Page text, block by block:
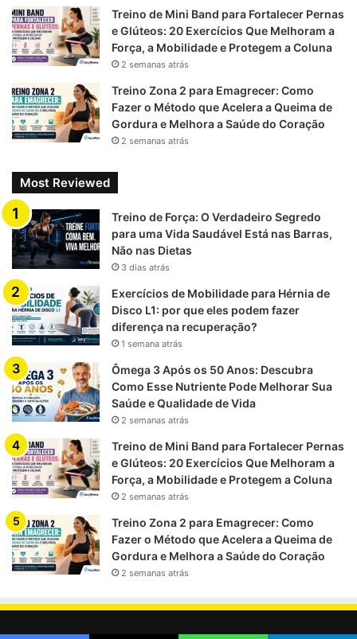
alongamento)
Quinta Pernas e glúteos Alta
Ombros e core
Sábado
HIIT leve ou
funcional
Moderada
2. Descanso e recuperação
O descanso é tão importante quanto o treino:
Dormir de 7 a 9 horas por noite
Incorporar
dias de descanso completo
para acelerar recuperação muscular
3. Monitoramento do corpo
Preste atenção em indicadores de fadiga e recuperação:
Frequência cardíaca em repouso
Energia e disposição para treinar
Presença de dor muscular ou estresse físico
Treino de Mini Band para Fortalecer Pernas
e Glúteos: 20 Exercícios Que Melhoram a
Força, a Mobilidade e Protegem a Coluna
2 semanas atrás
Treino Zona 2 para Emagrecer: Como
Fazer o Método que Acelera a Queima de
Gordura e Melhora a Saúde do Coração
2 semanas atrás
Most Reviewed
Treino de Força: O Verdadeiro Segredo
para uma Vida Saudável Está nas Barras,
Não nas Dietas
3 dias atrás
Exercícios de Mobilidade para Hérnia de
Disco L1: por que eles podem fazer
diferença na recuperação?
1 semana atrás
Ômega 3 Após os 50 Anos: Descubra
Como Esse Nutriente Pode Melhorar Sua
Saúde e Qualidade de Vida
2 semanas atrás
Treino de Mini Band para Fortalecer Pernas
e Glúteos: 20 Exercícios Que Melhoram a
Força, a Mobilidade e Protegem a Coluna
2 semanas atrás
Treino Zona 2 para Emagrecer: Como
Fazer o Método que Acelera a Queima de
Gordura e Melhora a Saúde do Coração
2 semanas atrás